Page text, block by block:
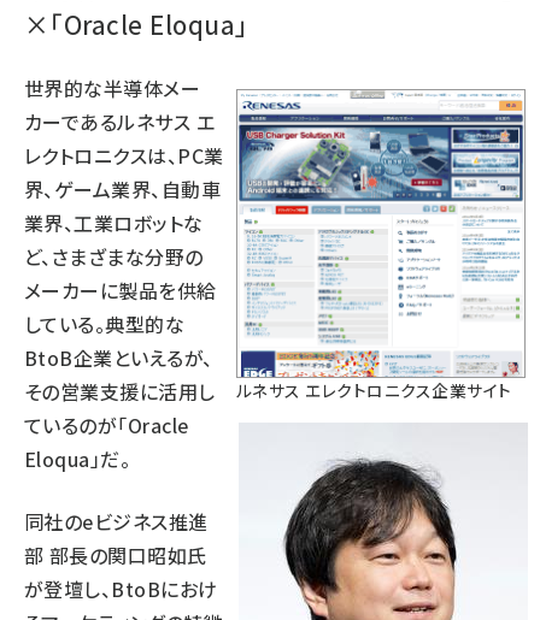
×「Oracle Eloqua」
ルネサス エレクトロニクス企業サイト
世界的な半導体メー
カーであるルネサス エ
レクトロニクスは、PC業
界、ゲーム業界、自動車
業界、工業ロボットな
ど、さまざまな分野の
メーカーに製品を供給
している。典型的な
BtoB企業といえるが、
その営業支援に活用し
ているのが「Oracle
Eloqua」だ。
同社のeビジネス推進
部 部長の関口昭如氏
が登壇し、BtoBにおけ